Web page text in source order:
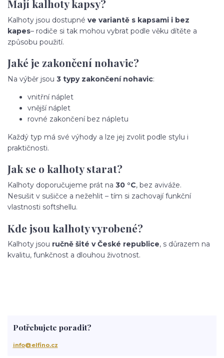
Mají kalhoty kapsy?
Kalhoty jsou dostupné ve variantě s kapsami i bez
kapes– rodiče si tak mohou vybrat podle věku dítěte a
způsobu použití.
Jaké je zakončení nohavic?
Na výběr jsou 3 typy zakončení nohavic:
vnitřní náplet
vnější náplet
rovné zakončení bez nápletu
Každý typ má své výhody a lze jej zvolit podle stylu i
praktičnosti.
Jak se o kalhoty starat?
Kalhoty doporučujeme prát na 30 °C, bez aviváže.
Nesušit v sušičce a nežehlit – tím si zachovají funkční
vlastnosti softshellu.
Kde jsou kalhoty vyrobené?
Kalhoty jsou ručně šité v České republice, s důrazem na
kvalitu, funkčnost a dlouhou životnost.
Potřebujete poradit?
info@elfino.cz